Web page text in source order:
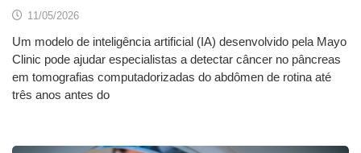
11/05/2026
Um modelo de inteligência artificial (IA) desenvolvido pela Mayo
Clinic pode ajudar especialistas a detectar câncer no pâncreas
em tomografias computadorizadas do abdômen de rotina até
três anos antes do